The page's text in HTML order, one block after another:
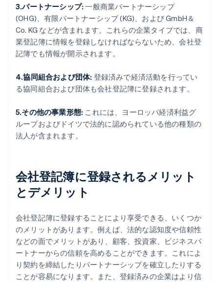
3.パートナーシップ: 一般商業パートナーシップ
(OHG)、有限パートナーシップ (KG)、および GmbH＆
Co. KG などが含まれます。これらの企業タイプでは、商
業登記簿に情報を登録しなければならないため、会社登
記簿でも情報が開示されます。
4.協同組合および団体: 登録済みで経済活動を行ってい
る協同組合および団体も会社登記簿に登録されます。
5.その他の事業形態: これには、ヨーロッパ経済利益グ
ループおよびドイツで法的に認められている他の種類の
法人が含まれます。
会社登記簿に登録されるメリット
とデメリット
会社登記簿に登録することにより享受できる、いくつか
のメリットがあります。例えば、法的な認知度や信頼性
などの面でメリットがあり、顧客、投資家、ビジネスパ
ートナーからの信頼を高めることができます。これによ
り契約を締結したりパートナーシップを確立したりする
ことが容易になります。また、登録済みの企業はより信